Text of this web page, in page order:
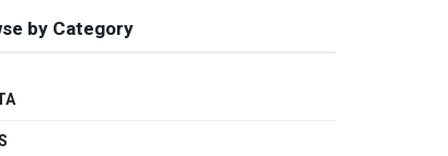
by Category